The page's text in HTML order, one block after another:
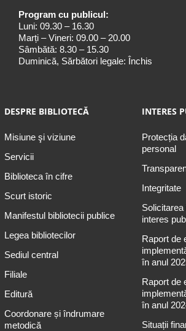
Program cu publicul:
Luni: 09.30 – 16.30
Marți – Vineri: 09.00 – 20.00
Sâmbătă: 8.30 – 15.30
Duminică, Sărbători legale: Închis
DESPRE BIBLIOTECĂ
Misiune şi viziune
Servicii
Biblioteca în cifre
Scurt istoric
Manifestul bibliotecii publice
Legea bibliotecilor
Sediul central
Filiale
Editură
Coordonare și îndrumare
metodică
INTERES
Protecția
personal
Integritate
interes
Raport de
în anul
Raport de
în anul
Situații